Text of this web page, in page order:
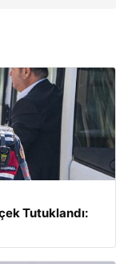
Tutuklandı: